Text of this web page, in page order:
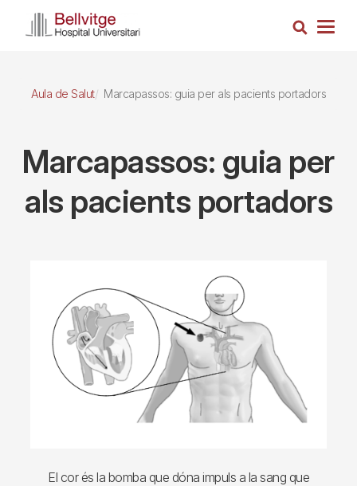
Cerca
Aula de Salut Marcapassos: guia per als pacients portadors
Marcapassos: guia per
als pacients portadors
El cor és la bomba que dóna impuls a la sang que